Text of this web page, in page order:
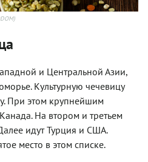
и Центральной Азии,
Культурную чечевицу
При этом крупнейшим
На втором и третьем
идут Турция и США.
место в этом списке.